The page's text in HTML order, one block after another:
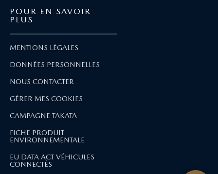
POUR EN SAVOIR
PLUS
MENTIONS LÉGALES
DONNÉES PERSONNELLES
NOUS CONTACTER
GÉRER MES COOKIES
CAMPAGNE TAKATA
FICHE PRODUIT
ENVIRONNEMENTALE
EU DATA ACT VÉHICULES
CONNECTÉS